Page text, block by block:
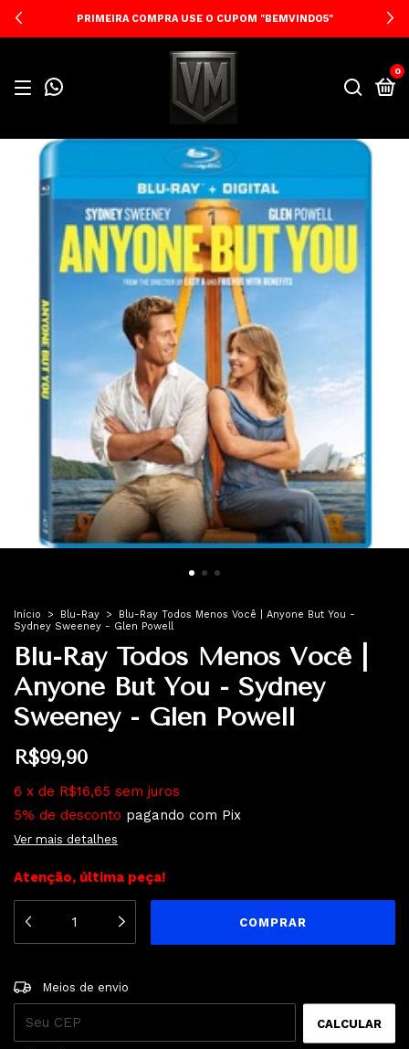
PRIMEIRA COMPRA USE O CUPOM "BEMVINDO5"
0
Início > Blu-Ray >
Blu-Ray Todos Menos Você | Anyone But You -
Sydney Sweeney - Glen Powell
Blu-Ray Todos Menos Você |
Anyone But You - Sydney
Sweeney - Glen Powell
R$99,90
6 x de R$16,65 sem juros
5% de desconto pagando com Pix
Ver mais detalhes
Atenção, última peça!
Entregas para o CEP:
Meios de envio
CALCULAR